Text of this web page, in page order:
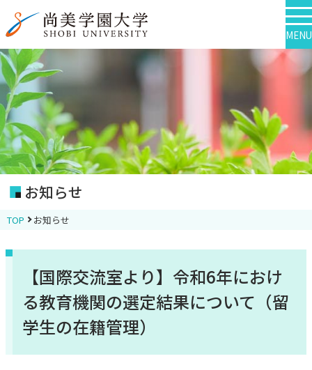
MENU
お知らせ
TOP お知らせ
【国際交流室より】令和6年におけ
る教育機関の選定結果について（留
学生の在籍管理）